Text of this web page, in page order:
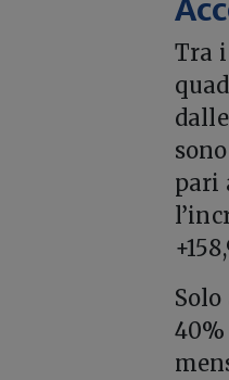
Tra
pari